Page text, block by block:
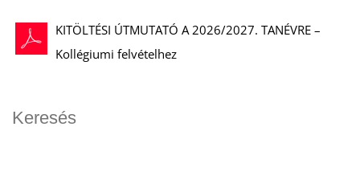
KITÖLTÉSI ÚTMUTATÓ A 2026/2027. TANÉVRE –
Kollégiumi felvételhez